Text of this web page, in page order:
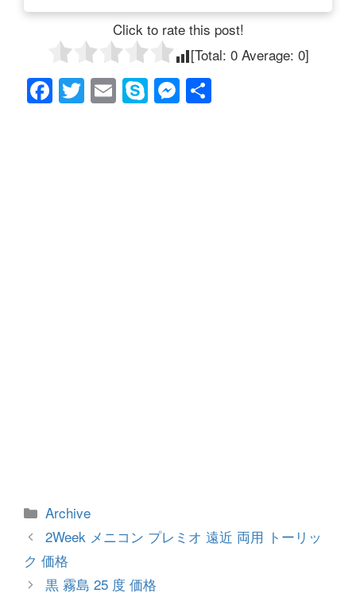
Click to rate this post!
[Total: 0Average: 0]
F
a
T
wi
E
m
S
ky
M
e
カ
テ
ゴ
リ
ー
Archive
投
稿
ナ
ビ
2Week メニコン プレミオ 遠近 両用 トーリッ
ク 価格
黒 霧島 25 度 価格